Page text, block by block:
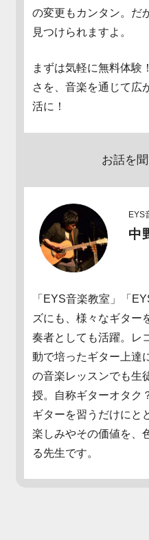
の変更もカンタン。だ
見つけられますよ。
まずは気軽に無料体験
さを、音楽を通じて広
活に！
お話を
EYS
中
「EYS音楽教室」「
ズにも、様々なギター
奏者としても活躍。レ
動で培ったギター上達
の音楽レッスンでも生
授。自称ギターオタク
ギターを習うだけにと
楽しみやその価値を、
る先生です。